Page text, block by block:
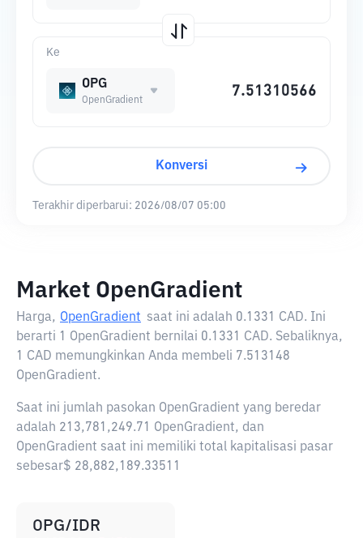
Ke
OPG
OpenGradient
Konversi
Terakhir diperbarui: 2026/08/07 05:00
Market OpenGradient
Harga, OpenGradient saat ini adalah 0.1331 CAD. Ini
berarti 1 OpenGradient bernilai 0.1331 CAD. Sebaliknya,
1 CAD memungkinkan Anda membeli 7.513148
OpenGradient.
Saat ini jumlah pasokan OpenGradient yang beredar
adalah 213,781,249.71 OpenGradient, dan
OpenGradient saat ini memiliki total kapitalisasi pasar
sebesar$ 28,882,189.33511
OPG/IDR